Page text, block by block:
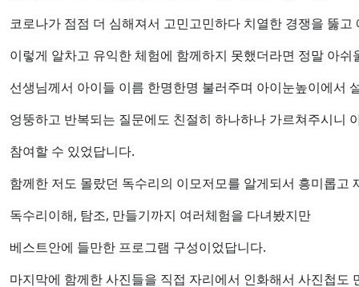
코로나가 점점 더 심해져서 고민고민하다 치열한 경쟁을 뚫고
이렇게 알차고 유익한 체험에 함께하지 못했더라면 정말 아쉬
선생님께서 아이들 이름 한명한명 불러주며 아이눈높이에서
엉뚱하고 반복되는 질문에도 친절히 하나하나 가르쳐주시니
참여할 수 있었답니다.
함께한 저도 몰랐던 독수리의 이모저모를 알게되서 흥미롭고
독수리이해, 탐조, 만들기까지 여러체험을 다녀봤지만
베스트안에 들만한 프로그램 구성이었답니다.
마지막에 함께한 사진들을 직접 자리에서 인화해서 사진첩도